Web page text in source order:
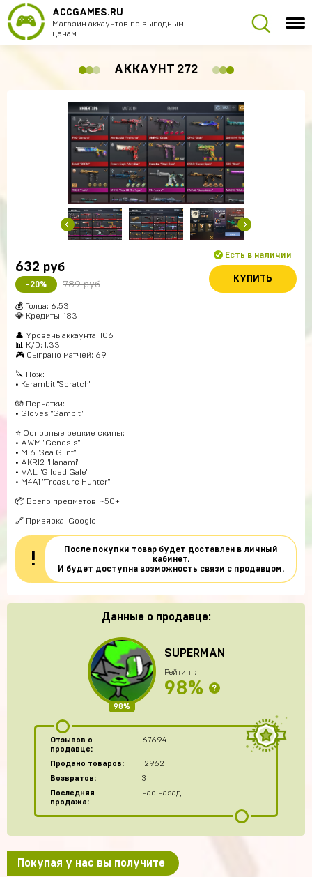
ACCGAMES.RU
Магазин аккаунтов по выгодным
ценам
АККАУНТ 272
632 руб
-20% 789 руб
Есть в наличии
КУПИТЬ
💰 Голда: 6.53
💎 Кредиты: 183
👤 Уровень аккаунта: 106
📊 K/D: 1.33
🎮 Сыграно матчей: 69
🔪 Нож:
• Karambit "Scratch"
🧤 Перчатки:
• Gloves "Gambit"
⭐️ Основные редкие скины:
• AWM "Genesis"
• M16 "Sea Glint"
• AKR12 "Hanami"
• VAL "Gilded Gale"
• M4A1 "Treasure Hunter"
📦 Всего предметов: ~50+
🔗 Привязка: Google
!
После покупки товар будет доставлен в личный
кабинет.
И будет доступна возможность связи с продавцом.
Данные о продавце:
98%
SUPERMAN
Рейтинг:
98% ?
Отзывов о
продавце:
67694
Продано товаров:
12962
Возвратов:
3
Последняя
продажа:
час назад
Покупая у нас вы получите